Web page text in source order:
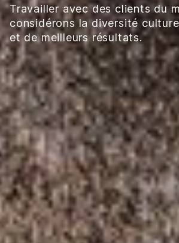
Travailler avec des clients du
considérons la diversité
et de meilleurs résultats.